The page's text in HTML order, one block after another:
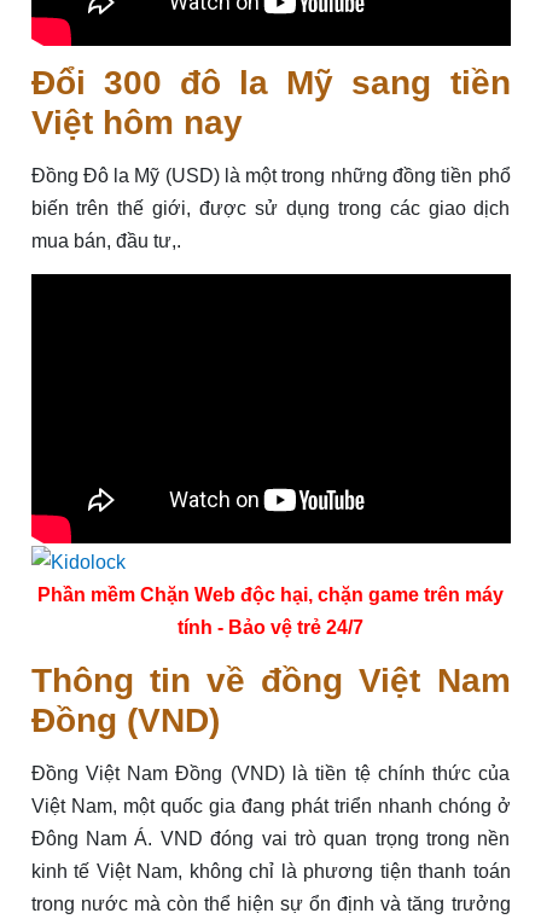
Đổi 300 đô la Mỹ sang tiền
Việt hôm nay
Đồng Đô la Mỹ (USD) là một trong những đồng tiền phổ
biến trên thế giới, được sử dụng trong các giao dịch
mua bán, đầu tư,.
Phần mềm Chặn Web độc hại, chặn game trên máy
tính - Bảo vệ trẻ 24/7
Thông tin về đồng Việt Nam
Đồng (VND)
Đồng Việt Nam Đồng (VND) là tiền tệ chính thức của
Việt Nam, một quốc gia đang phát triển nhanh chóng ở
Đông Nam Á. VND đóng vai trò quan trọng trong nền
kinh tế Việt Nam, không chỉ là phương tiện thanh toán
trong nước mà còn thể hiện sự ổn định và tăng trưởng